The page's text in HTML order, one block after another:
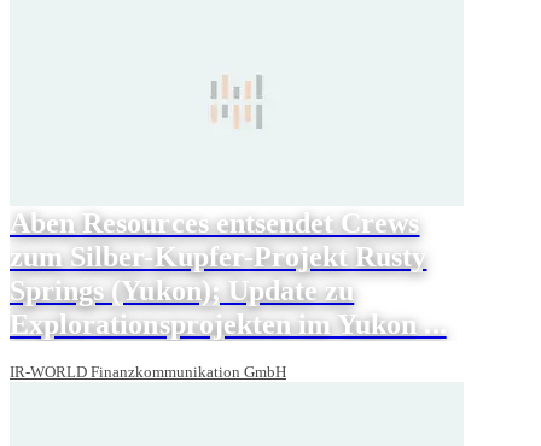
Aben Resources entsendet Crews
zum Silber-Kupfer-Projekt Rusty
Springs (Yukon); Update zu
Explorationsprojekten im Yukon ...
IR-WORLD Finanzkommunikation GmbH